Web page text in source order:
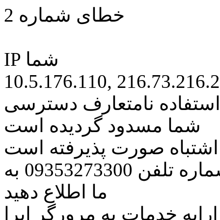
خطای شماره 2
IP شما
10.5.176.110,
نامتعارف دسترسی
شما مسدود گردیده است
اشتباه صورت پذیرفته است
مراتب این مسئله را از طریق شماره تلفن 09353273300 به
ما اطلاع دهید
خدمات به مرورگر اپرا